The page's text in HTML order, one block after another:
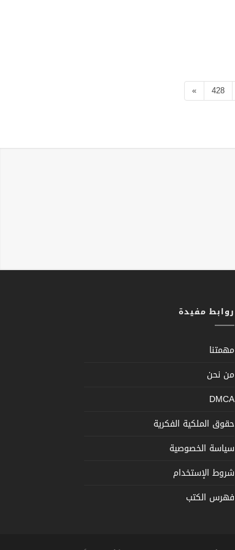
428
»
روابط مفيدة
مهمتنا
من نحن
DMCA
حقوق الملكية الفكرية
سياسة الخصوصية
شروط الإستخدام
فهرس الكتب